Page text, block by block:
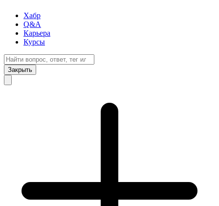
Хабр
Q&A
Карьера
Курсы
Закрыть